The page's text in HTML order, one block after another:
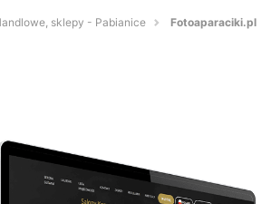
sklepy - Pabianice Fotoaparaciki.pl